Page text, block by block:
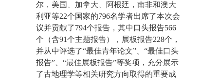
尔，美国、加拿大、阿根廷，南非和澳大
利亚等22个国家的796名学者出席了本次会
议并贡献了794个报告，其中口头报告566
个（含91个主题报告），展板报告228个，
并从中评选了“最佳青年论文”、“最佳口头
报告”、“最佳展板报告”等奖项，充分展示
了古地理学等相关研究方向取得的重要成